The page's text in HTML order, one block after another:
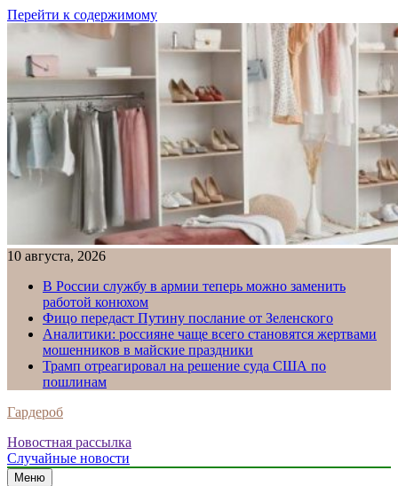
Перейти к содержимому
10 августа, 2026
В России службу в армии теперь можно заменить
работой конюхом
Фицо передаст Путину послание от Зеленского
Аналитики: россияне чаще всего становятся жертвами
мошенников в майские праздники
Трамп отреагировал на решение суда США по
пошлинам
Гардероб
Новостная рассылка
Случайные новости
Меню